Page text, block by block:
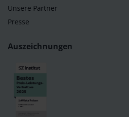
Unsere Partner
Presse
Auszeichnungen